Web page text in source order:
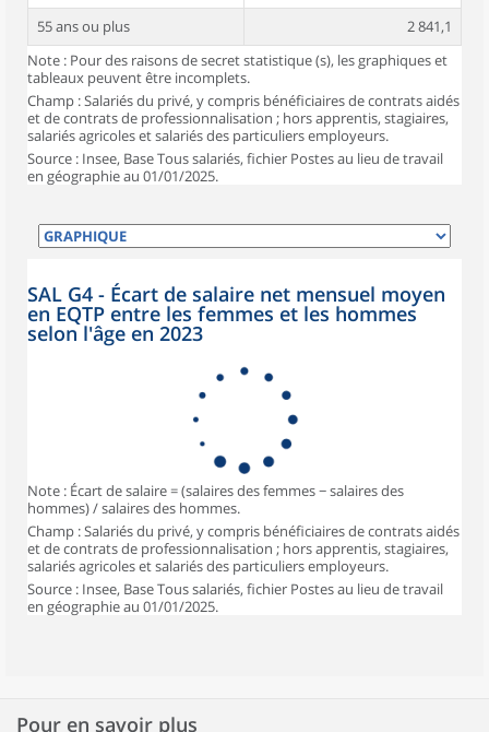
55 ans ou plus
2 841,1
Note : Pour des raisons de secret statistique (s), les graphiques et
tableaux peuvent être incomplets.
Champ : Salariés du privé, y compris bénéficiaires de contrats aidés
et de contrats de professionnalisation ; hors apprentis, stagiaires,
salariés agricoles et salariés des particuliers employeurs.
Source : Insee, Base Tous salariés, fichier Postes au lieu de travail
en géographie au 01/01/2025.
SAL G4 - Écart de salaire net mensuel moyen
en EQTP entre les femmes et les hommes
selon l'âge en 2023
Note : Écart de salaire = (salaires des femmes − salaires des
hommes) / salaires des hommes.
Champ : Salariés du privé, y compris bénéficiaires de contrats aidés
et de contrats de professionnalisation ; hors apprentis, stagiaires,
salariés agricoles et salariés des particuliers employeurs.
Source : Insee, Base Tous salariés, fichier Postes au lieu de travail
en géographie au 01/01/2025.
Pour en savoir plus